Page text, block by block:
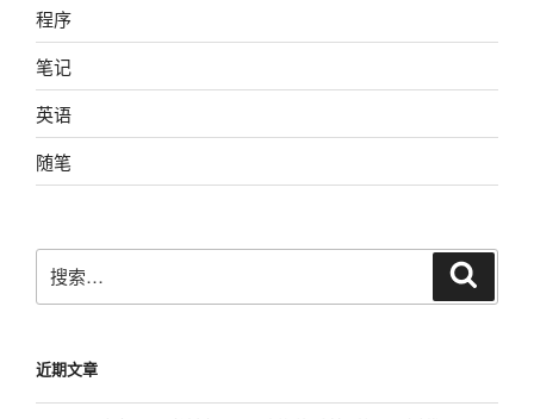
程序
笔记
英语
随笔
搜
索：
近期文章